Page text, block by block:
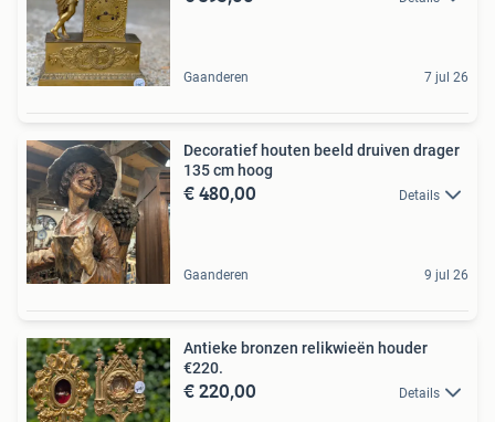
Gaanderen 7 jul 26
Decoratief houten beeld druiven drager
135 cm hoog
€ 480,00 Details
Gaanderen 9 jul 26
Antieke bronzen relikwieën houder
€220.
€ 220,00 Details